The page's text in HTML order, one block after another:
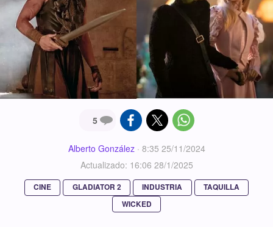
5
Alberto González· 8:35 25/11/2024
Actualizado: 16:06 28/1/2025
CINE GLADIATOR 2 INDUSTRIA
TAQUILLA
WICKED